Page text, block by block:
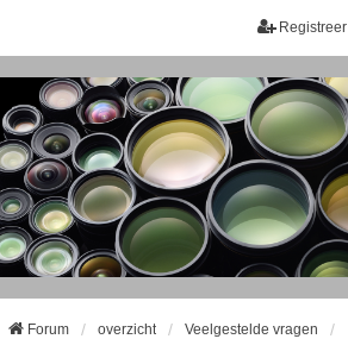
Registreer
Forum overzicht Veelgestelde vragen